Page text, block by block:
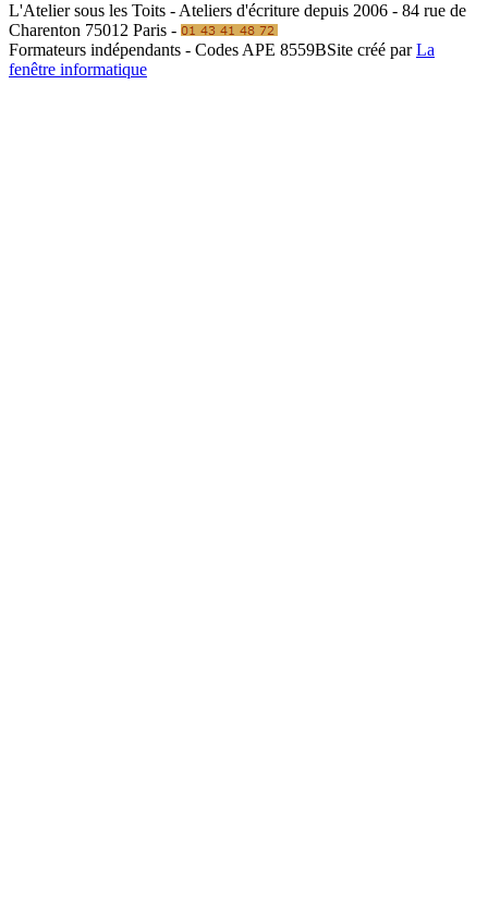
L'Atelier sous les Toits - Ateliers d'écriture depuis 2006 - 84 rue de
Charenton 75012 Paris -
Formateurs indépendants - Codes APE 8559BSite créé parLa
fenêtre informatique